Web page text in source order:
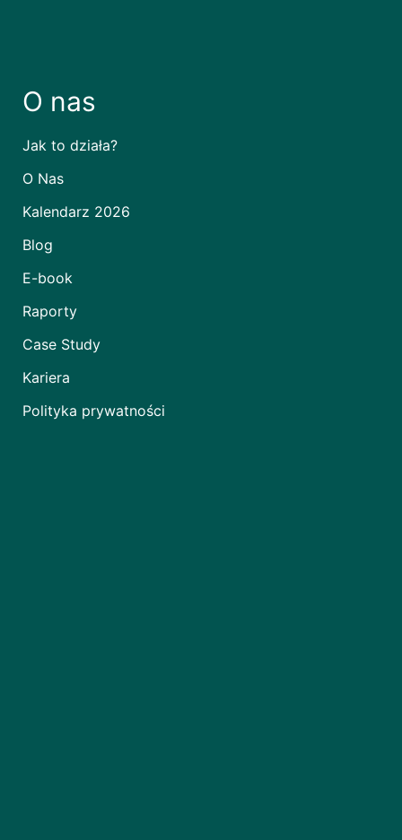
O nas
Jak to działa?
O Nas
Kalendarz 2026
Blog
E-book
Raporty
Case Study
Kariera
Polityka prywatności